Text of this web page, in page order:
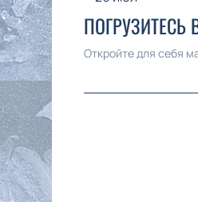
Откройте для себя